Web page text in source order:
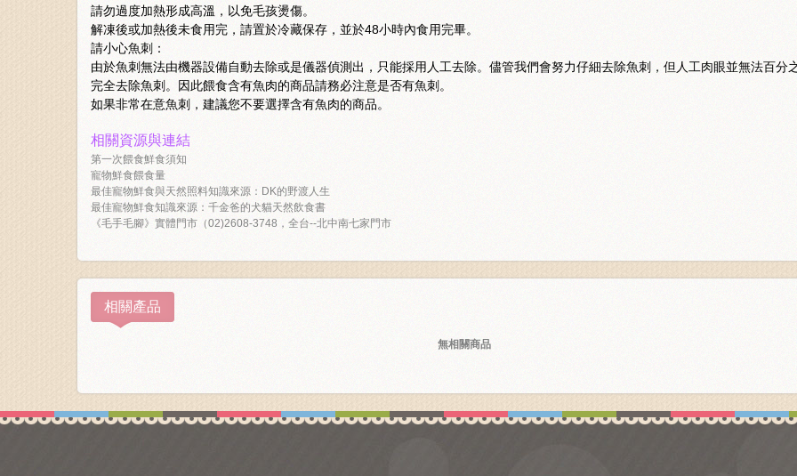
請勿過度加熱形成高溫，以免毛孩燙傷。
解凍後或加熱後未食用完，請置於冷藏保存，並於48小時內食用完畢。
請小心魚刺：
由於魚刺無法由機器設備自動去除或是儀器偵測出，只能採用人工去除。儘管我們會努力仔細去除魚刺，但人工肉眼並無法百分
完全去除魚刺。因此餵食含有魚肉的商品請務必注意是否有魚刺。
如果非常在意魚刺，建議您不要選擇含有魚肉的商品。
相關資源與連結
第一次餵食鮮食須知
寵物鮮食餵食量
最佳寵物鮮食與天然照料知識來源：DK的野渡人生
最佳寵物鮮食知識來源：千金爸的犬貓天然飲食書
《毛手毛腳》實體門市（02)2608-3748，全台--北中南七家門市
相關產品
無相關商品